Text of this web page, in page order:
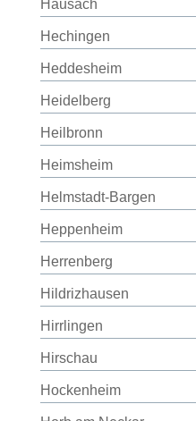
Hausach
Hechingen
Heddesheim
Heidelberg
Heilbronn
Heimsheim
Helmstadt-Bargen
Heppenheim
Herrenberg
Hildrizhausen
Hirrlingen
Hirschau
Hockenheim